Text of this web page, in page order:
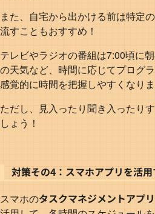
また、自宅から出かける前は特定
流すこともおすすめ！
テレビやラジオの番組は7:00頃に
の天気など、時間に応じてプログ
感覚的に時間を把握しやすくなりま
ただし、見入ったり聞き入ったり
しょう！
対策その4：スマホアプリを活用
スマホのタスクマネジメントアプリ